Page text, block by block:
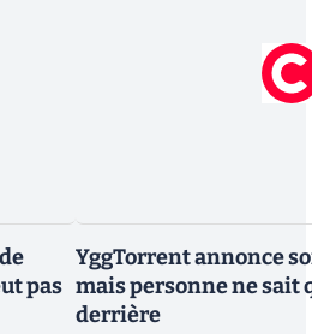
pas
YggTorrent annonce
mais personne ne sait
derrière